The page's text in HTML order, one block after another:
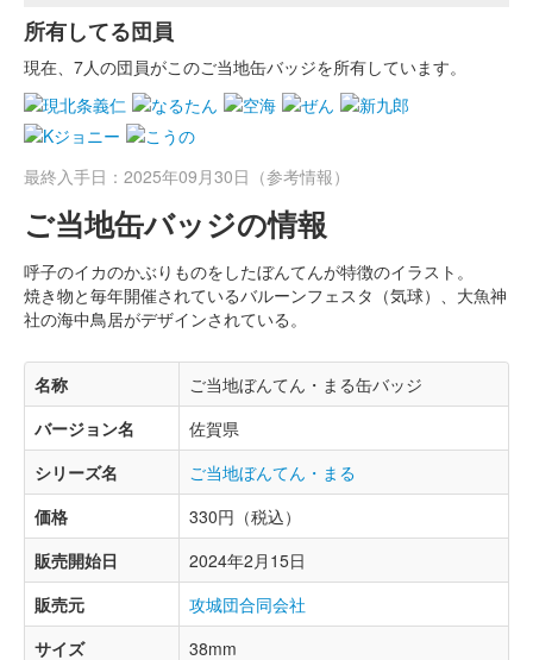
所有してる団員
現在、7人の団員がこのご当地缶バッジを所有しています。
最終入手日：2025年09月30日（参考情報）
ご当地缶バッジの情報
呼子のイカのかぶりものをしたぼんてんが特徴のイラスト。
焼き物と毎年開催されているバルーンフェスタ（気球）、大魚神
社の海中鳥居がデザインされている。
名称
ご当地ぼんてん・まる缶バッジ
バージョン名
佐賀県
シリーズ名
ご当地ぼんてん・まる
価格
330円（税込）
販売開始日
2024年2月15日
販売元
攻城団合同会社
サイズ
38mm